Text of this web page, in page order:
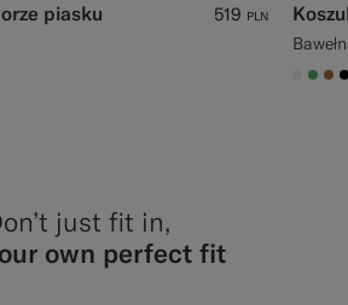
piasku 519 PLN
just fit in,
own perfect fit